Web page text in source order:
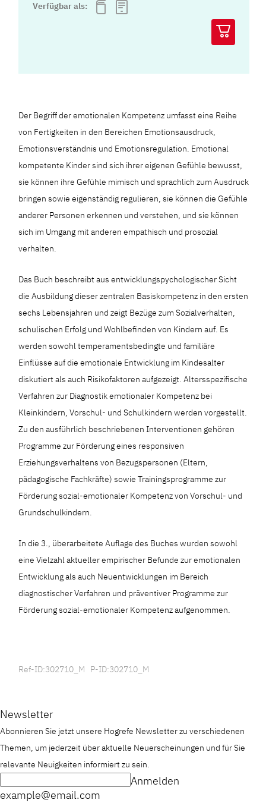
Verfügbar als:
Der Begriff der emotionalen Kompetenz umfasst eine Reihe
von Fertigkeiten in den Bereichen Emotionsausdruck,
Emotionsverständnis und Emotionsregulation. Emotional
kompetente Kinder sind sich ihrer eigenen Gefühle bewusst,
sie können ihre Gefühle mimisch und sprachlich zum Ausdruck
bringen sowie eigenständig regulieren, sie können die Gefühle
anderer Personen erkennen und verstehen, und sie können
sich im Umgang mit anderen empathisch und prosozial
verhalten.
Das Buch beschreibt aus entwicklungspychologischer Sicht
die Ausbildung dieser zentralen Basiskompetenz in den ersten
sechs Lebensjahren und zeigt Bezüge zum Sozialverhalten,
schulischen Erfolg und Wohlbefinden von Kindern auf. Es
werden sowohl temperamentsbedingte und familiäre
Einflüsse auf die emotionale Entwicklung im Kindesalter
diskutiert als auch Risikofaktoren aufgezeigt. Altersspezifische
Verfahren zur Diagnostik emotionaler Kompetenz bei
Kleinkindern, Vorschul- und Schulkindern werden vorgestellt.
Zu den ausführlich beschriebenen Interventionen gehören
Programme zur Förderung eines responsiven
Erziehungsverhaltens von Bezugspersonen (Eltern,
pädagogische Fachkräfte) sowie Trainingsprogramme zur
Förderung sozial-emotionaler Kompetenz von Vorschul- und
Grundschulkindern.
In die 3., überarbeitete Auflage des Buches wurden sowohl
eine Vielzahl aktueller empirischer Befunde zur emotionalen
Entwicklung als auch Neuentwicklungen im Bereich
diagnostischer Verfahren und präventiver Programme zur
Förderung sozial-emotionaler Kompetenz aufgenommen.
Ref-ID:302710_M P-ID:302710_M
Newsletter
Abonnieren Sie jetzt unsere Hogrefe Newsletter zu verschiedenen
Themen, um jederzeit über aktuelle Neuerscheinungen und für Sie
relevante Neuigkeiten informiert zu sein.
example@email.com
Anmelden